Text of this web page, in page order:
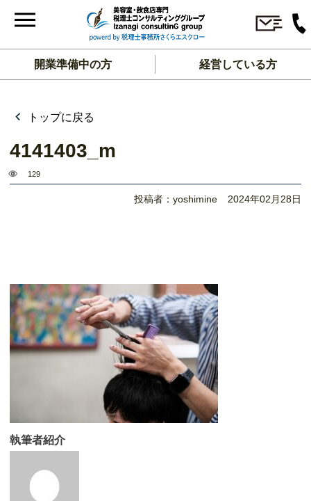
開業準備中の方 経営している方
トップに戻る
4141403_m
129
投稿者：yoshimine 2024年02月28日
執筆者紹介